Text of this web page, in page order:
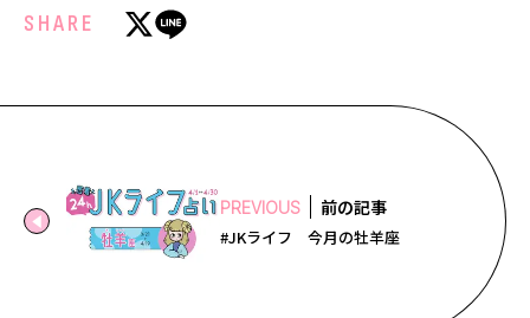
SHARE
PREVIOUS 前の記事
#JKライフ 今月の牡羊座